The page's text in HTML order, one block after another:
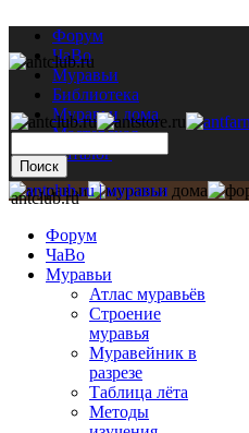
Форум
ЧаВо
Муравьи
Библиотека
Муравьи дома
Мастерская
Каталог
antclub.ru
Форум
ЧаВо
Муравьи
Атлас муравьёв
Строение
муравья
Муравейник в
разрезе
Таблица лёта
Методы